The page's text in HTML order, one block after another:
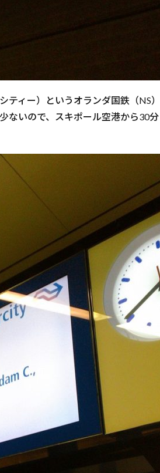
ィー）というオランダ国鉄（NS
いので、スキポール空港から30